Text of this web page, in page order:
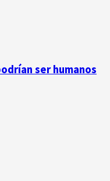
ser humanos